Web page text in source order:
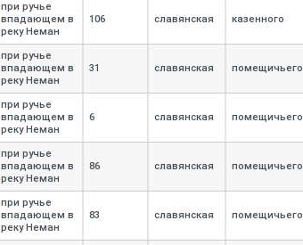
при ручье
впадающем в
реку Неман
106 славянская казенного
при ручье
впадающем в
реку Неман
31 славянская помещичьего
при ручье
впадающем в
реку Неман
6 славянская помещичьего
при ручье
впадающем в
реку Неман
86 славянская помещичьего
при ручье
впадающем в
реку Неман
83 славянская помещичьего